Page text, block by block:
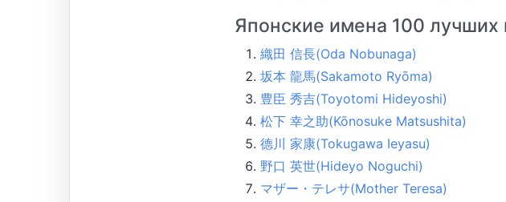
Японские имена 100 лучших
織田 信長(Oda Nobunaga)
坂本 龍馬(Sakamoto Ryōma)
豊臣 秀吉(Toyotomi Hideyoshi)
松下 幸之助(Kōnosuke Matsushita)
德川 家康(Tokugawa Ieyasu)
野口 英世(Hideyo Noguchi)
マザー・テレサ(Mother Teresa)